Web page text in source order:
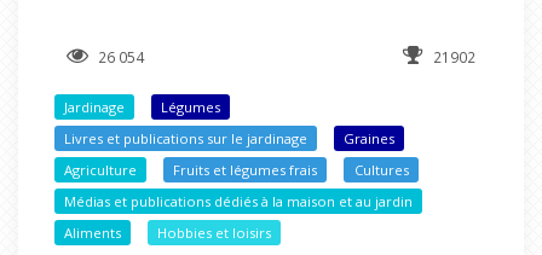
26 054 21902
Jardinage
Légumes
Livres et publications sur le jardinage
Graines
Agriculture
Fruits et légumes frais
Cultures
Médias et publications dédiés à la maison et au jardin
Aliments
Hobbies et loisirs